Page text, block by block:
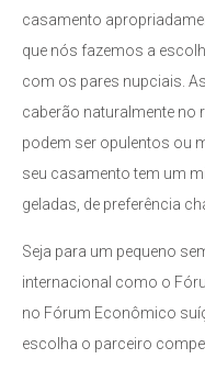
casamento
que nós fazemos a
com os pares nupciais.
caberão naturalmente no
podem ser opulentos ou
seu casamento tem um
geladas, de preferência
Seja para um pequeno
internacional como o
no Fórum Econômico
escolha o parceiro